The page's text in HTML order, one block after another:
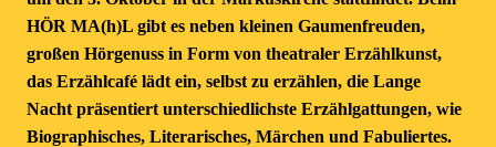
HÖR MA(h)L gibt es neben kleinen Gaumenfreuden,
großen Hörgenuss in Form von theatraler Erzählkunst,
das Erzählcafé lädt ein, selbst zu erzählen, die Lange
Nacht präsentiert unterschiedlichste Erzählgattungen, wie
Biographisches, Literarisches, Märchen und Fabuliertes.